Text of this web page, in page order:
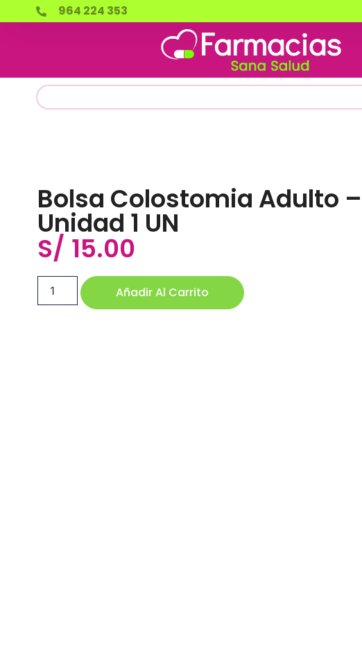
964 224 353
Bolsa Colostomia Adulto –
Unidad 1 UN
S/ 15.00
Añadir Al Carrito